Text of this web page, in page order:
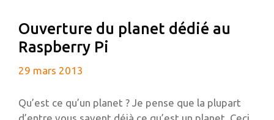
PHPMYADMIN
Ouverture du planet dédié au
Raspberry Pi
29 mars 2013
Qu’est ce qu’un planet ? Je pense que la plupart